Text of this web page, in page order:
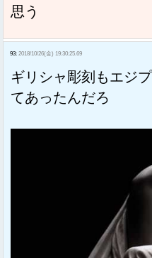
思う
93: 2018/10/26(金) 19:30:25.69
ギリシャ彫刻もエジ
てあったんだろ